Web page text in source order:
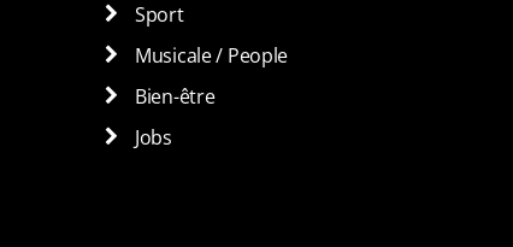
Sport
Musicale / People
Bien-être
Jobs